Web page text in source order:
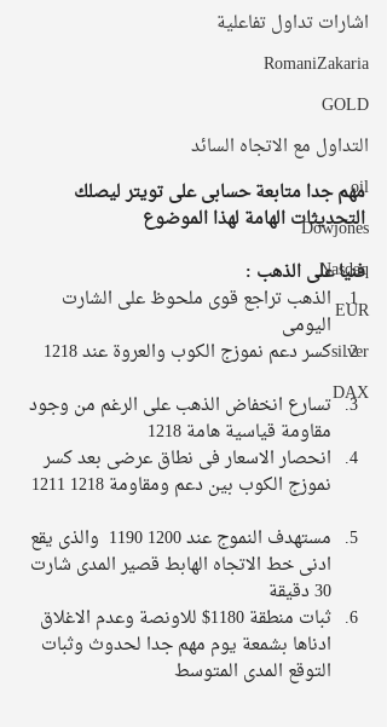
اشارات تداول تفاعلية
RomaniZakaria
GOLD
التداول مع الاتجاه السائد
oil
Dowjones
Nasdaq
EUR
silver
DAX
مهم جدا متابعة حسابى على تويتر ليصلك
التحديثات الهامة لهذا الموضوع
فنيا على الذهب :
الذهب تراجع قوى ملحوظ على الشارت
اليومى
تسارع انخفاض الذهب على الرغم من وجود
مقاومة قياسية هامة 1218
انحصار الاسعار فى نطاق عرضى بعد كسر
مستهدف النموج عند 1200 1190  والذى يقع
ادنى خط الاتجاه الهابط قصير المدى شارت
30 دقيقة
ثبات منطقة 1180$ للاونصة وعدم الاغلاق
ادناها بشمعة يوم مهم جدا لحدوث وثبات
التوقع المدى المتوسط